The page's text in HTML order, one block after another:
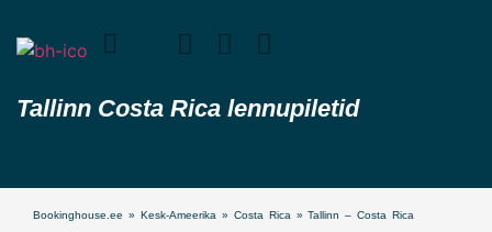
Tallinn Costa Rica lennupiletid
Bookinghouse.ee » Kesk-Ameerika » Costa Rica »Tallinn – Costa Rica